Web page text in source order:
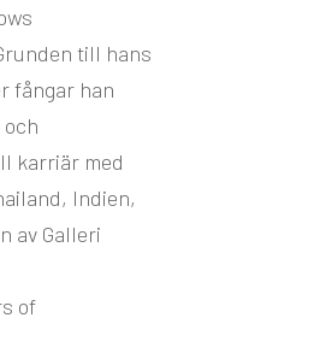
till hans
fångar han
karriär med
Indien,
av Galleri
of